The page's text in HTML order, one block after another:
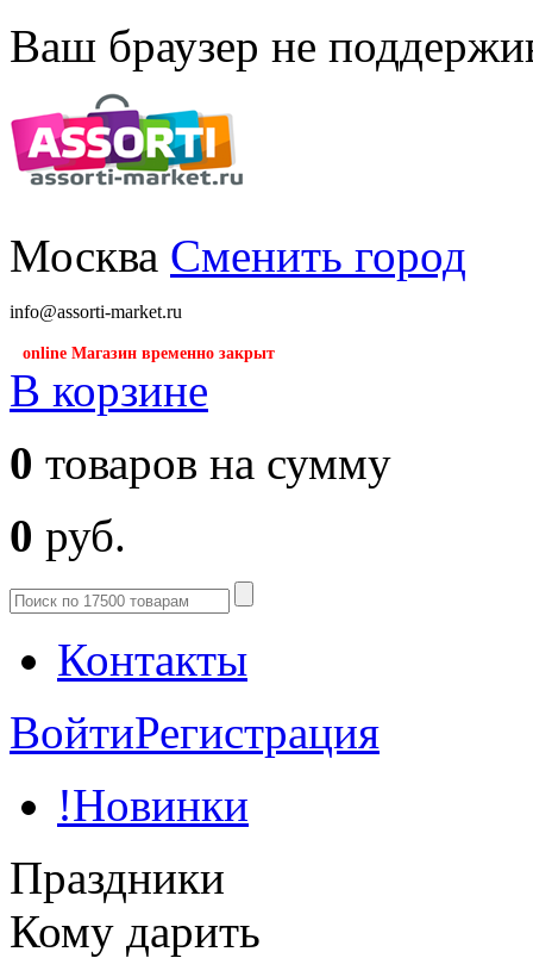
Ваш браузер не
Москва Сменить город
info@assorti-market.ru
online Магазин временно закрыт
В корзине
0 товаров на сумму
0 руб.
Контакты
ВойтиРегистрация
!Новинки
Праздники
Кому дарить